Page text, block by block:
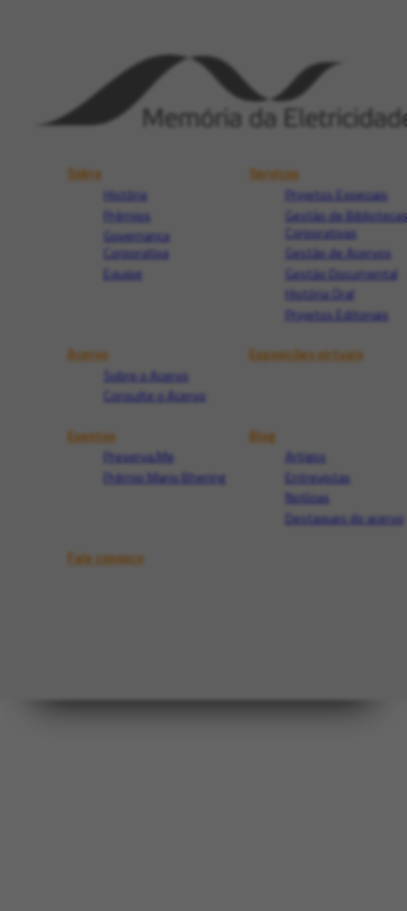
Sobre
História
Prêmios
Governança
Corporativa
Equipe
Serviços
Projetos Especiais
Gestão de Bibliotecas
Corporativas
Gestão de Acervos
Gestão Documental
História Oral
Projetos Editoriais
Acervo
Sobre o Acervo
Consulte o Acervo
Exposições virtuais
Eventos
Preserva.Me
Prêmio Mario Bhering
Blog
Artigos
Entrevistas
Notícias
Destaques do acervo
Fale conosco